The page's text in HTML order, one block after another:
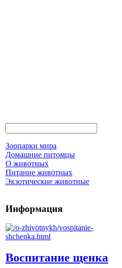
Зоопарки мира
Домашние питомцы
О животных
Питание животных
Экзотические животные
Информация
Воспитание щенка